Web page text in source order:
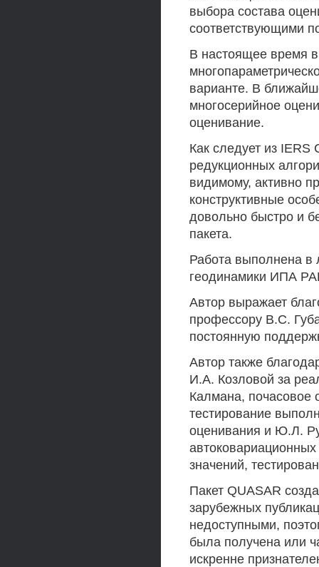
выбора состава
соответствующими
В настоящее время
варианте. В
многосерийное
оценивание.
Как следует из IERS
редукционных
видимому, активно
конструктивные
довольно быстро и
пакета.
Работа выполнена в
геодинамики ИПА
Автор выражает
профессору B.C.
постоянную
Автор также
И.А. Козловой за
Калмана, почасовое
тестирование
оценивания и Ю.Л.
значений,
Пакет QUASAR
зарубежных
недоступными,
была получена или
искренне